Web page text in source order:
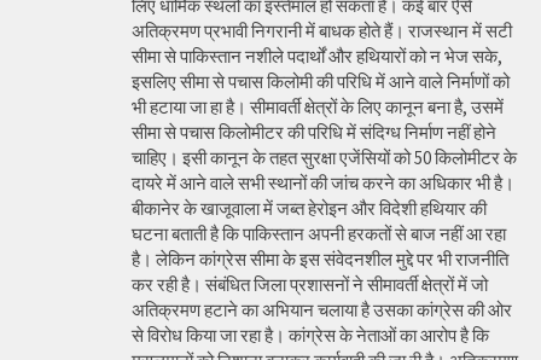
लिए धार्मिक स्थलों का इस्तेमाल हो सकता है। कई बार ऐसे
अतिक्रमण प्रभावी निगरानी में बाधक होते हैं। राजस्थान में सटी
सीमा से पाकिस्तान नशीले पदार्थों और हथियारों को न भेज सके,
इसलिए सीमा से पचास किलोमी की परिधि में आने वाले निर्माणों को
भी हटाया जा हा है। सीमावर्ती क्षेत्रों के लिए कानून बना है, उसमें
सीमा से पचास किलोमीटर की परिधि में संदिग्ध निर्माण नहीं होने
चाहिए। इसी कानून के तहत सुरक्षा एजेंसियों को 50 किलोमीटर के
दायरे में आने वाले सभी स्थानों की जांच करने का अधिकार भी है।
बीकानेर के खाजूवाला में जब्त हेरोइन और विदेशी हथियार की
घटना बताती है कि पाकिस्तान अपनी हरकतों से बाज नहीं आ रहा
है। लेकिन कांग्रेस सीमा के इस संवेदनशील मुद्दे पर भी राजनीति
कर रही है। संबंधित जिला प्रशासनों ने सीमावर्ती क्षेत्रों में जो
अतिक्रमण हटाने का अभियान चलाया है उसका कांग्रेस की ओर
से विरोध किया जा रहा है। कांग्रेस के नेताओं का आरोप है कि